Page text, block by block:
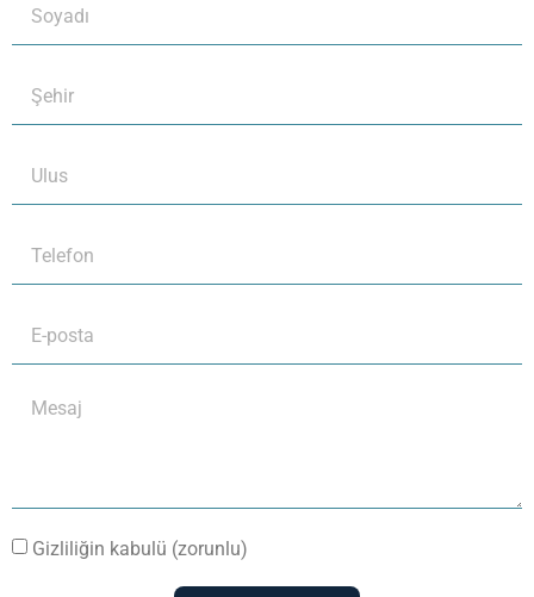
Gizliliğin kabulü (zorunlu)